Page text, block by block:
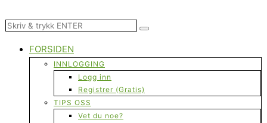
FORSIDEN
INNLOGGING
Logg inn
Registrer (Gratis)
TIPS OSS
Vet du noe?